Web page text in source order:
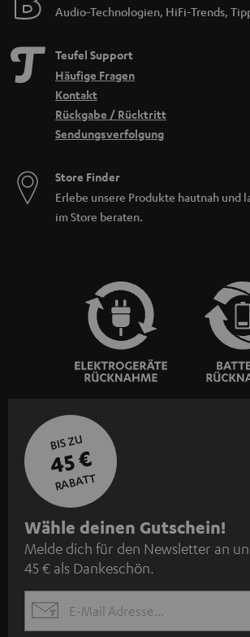
Audio-Technologien, HiFi-Trends,
Teufel Support
Häufige Fragen
Kontakt
Rückgabe / Rücktritt
Sendungsverfolgung
Store Finder
Erlebe unsere Produkte hautnah und
im Store beraten.
BIS ZU
45 €
RABATT
N
e
w
s
l
Wähle deinen Gutschein!
Melde dich für den Newsletter an
45 € als Dankeschön.
EMAIL